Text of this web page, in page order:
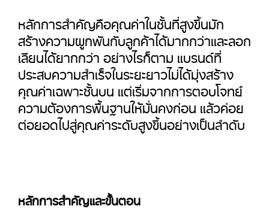
หลักการสำคัญคือคุณค่าในชั้นที่สูงขึ้นมัก
สร้างความผูกพันกับลูกค้าได้มากกว่าและลอก
เลียนได้ยากกว่า อย่างไรก็ตาม แบรนด์ที่
ประสบความสำเร็จในระยะยาวไม่ได้มุ่งสร้าง
คุณค่าเฉพาะชั้นบน แต่เริ่มจากการตอบโจทย์
ความต้องการพื้นฐานให้มั่นคงก่อน แล้วค่อย
ต่อยอดไปสู่คุณค่าระดับสูงขึ้นอย่างเป็นลำดับ
หลักการสำคัญและขั้นตอน